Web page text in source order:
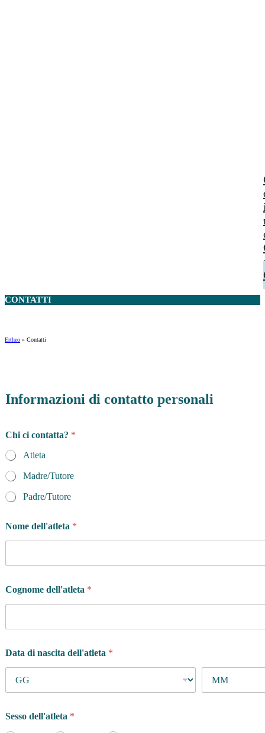
CONTATTI
Ertheo » Contatti
Informazioni di contatto personali
Chi ci contatta? *
Atleta
Madre/Tutore
Padre/Tutore
Nome dell'atleta *
Cognome dell'atleta *
Data di nascita dell'atleta *
Sesso dell'atleta *